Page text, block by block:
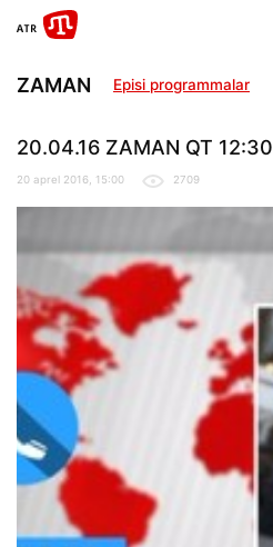
ZAMAN Episi programmalar
20.04.16 ZAMAN QT 12:30
20 aprel 2016, 15:00 2709